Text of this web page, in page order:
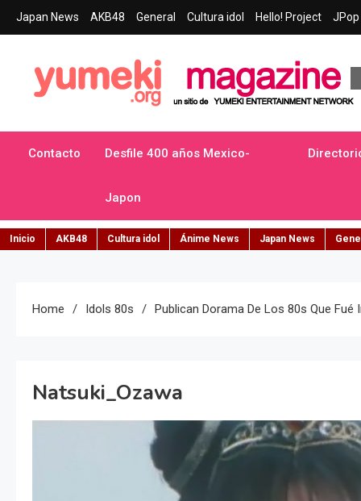
Skip
to
Japan News AKB48 General Cultura idol Hello! Project JPop
Yumeki Magazine
Contacto Desfile 400 años Mexico-
Japon
Inicio AKB48 Cultura idol Ánime News Japan News
Home Idols 80s Publican Dorama De Los 80s Que
Natsuki_Ozawa